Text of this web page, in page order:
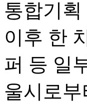
통합기
이후 한
퍼 등 일
울시로